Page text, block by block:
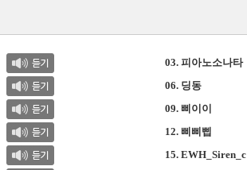
03. 피아노소나타
06. 딩동
09. 삐이이
12. 삐삐삡
15. EWH_Siren_c